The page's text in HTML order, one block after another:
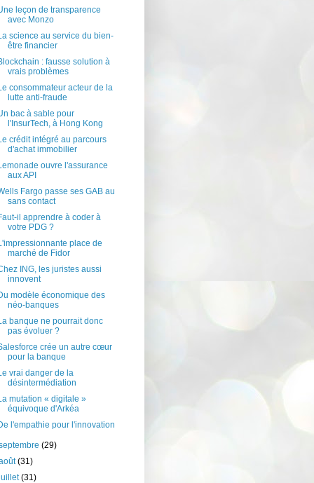
leçon de transparence
avec Monzo
science au service du bien-
être financier
: fausse solution à
vrais problèmes
consommateur acteur de la
lutte anti-fraude
bac à sable pour
l'InsurTech, à Hong Kong
crédit intégré au parcours
d'achat immobilier
ouvre l'assurance
aux API
Fargo passe ses GAB au
sans contact
il apprendre à coder à
votre PDG ?
place de
marché de Fidor
ING, les juristes aussi
innovent
modèle économique des
néo-banques
banque ne pourrait donc
pas évoluer ?
crée un autre cœur
pour la banque
vrai danger de la
désintermédiation
mutation « digitale »
équivoque d'Arkéa
l'empathie pour l'innovation
(29)
(31)
(31)